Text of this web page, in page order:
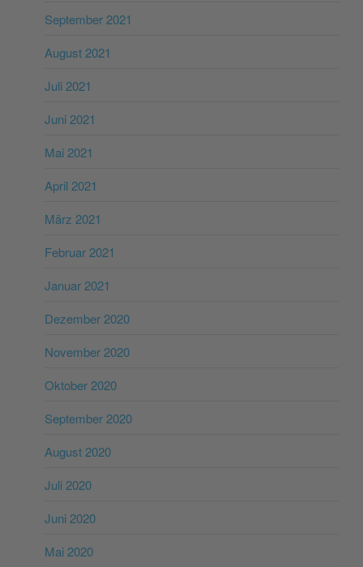
September 2021
August 2021
Juli 2021
Juni 2021
Mai 2021
April 2021
März 2021
Februar 2021
Januar 2021
Dezember 2020
November 2020
Oktober 2020
September 2020
August 2020
Juli 2020
Juni 2020
Mai 2020